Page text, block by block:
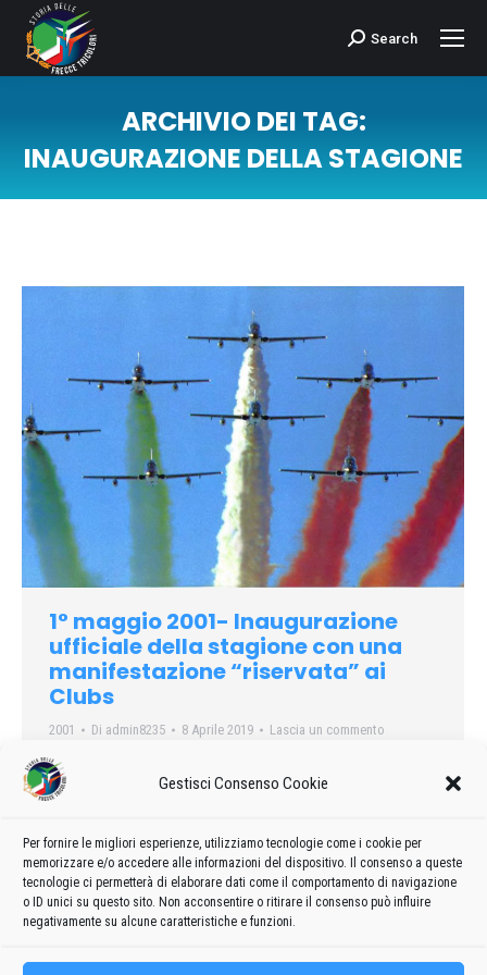
Gestisci Consenso Cookie
Per fornire le migliori esperienze, utilizziamo tecnologie come i cookie per
memorizzare e/o accedere alle informazioni del dispositivo. Il consenso a queste
tecnologie ci permetterà di elaborare dati come il comportamento di navigazione
o ID unici su questo sito. Non acconsentire o ritirare il consenso può influire
negativamente su alcune caratteristiche e funzioni.
Cerca:Search
ARCHIVIO DEI TAG:
INAUGURAZIONE DELLA STAGIONE
1° maggio 2001- Inaugurazione
ufficiale della stagione con una
manifestazione “riservata” ai
Clubs
2001 Di admin8235 8 Aprile 2019 Lascia un commento
Alla base di Rivolto, dove per mesi si sono addestrati i piloti
del 313º Gruppo addestramento acrobatico dell’Aeronautica
ma anche i familiari e gli ex piloti della Pan, per assistere alla
prima esibizione della stagione della Pattuglia acrobatica
nazionale.